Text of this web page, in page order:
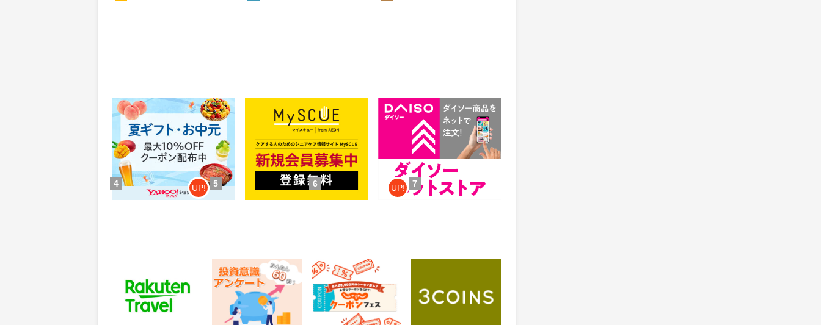
Yahoo!ショッピング(ヤフー シ
ョッピング)
0.46%還元
獲得条件：お買い物
MySCUE（マイスキュー）
獲得条件：無料会員登録
公式通販【ダイソーネットスト
ア】
還元
獲得条件：お買い物
4 UP!
ポイント
通常：50ポイント
レオンワークス 投資ア
ンケート
5
ポイント
獲得条件：その他(ため方)
じゃらんnet
6 UP!
0.6%
還元
通常：0.5%還元
ONLINE STORE（パル
クローゼットオンライ
7
1%還元